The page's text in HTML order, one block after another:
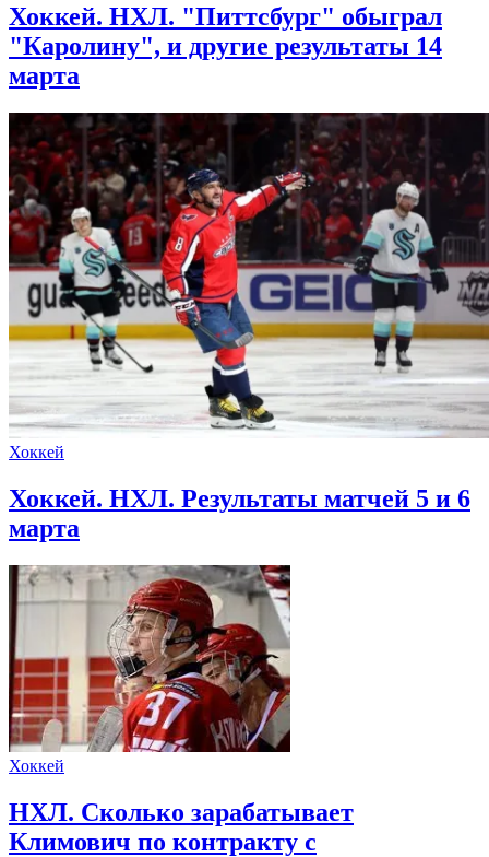
Хоккей. НХЛ. "Питтсбург" обыграл
"Каролину", и другие результаты 14
марта
Хоккей
Хоккей. НХЛ. Результаты матчей 5 и 6
марта
Хоккей
НХЛ. Сколько зарабатывает
Климович по контракту с